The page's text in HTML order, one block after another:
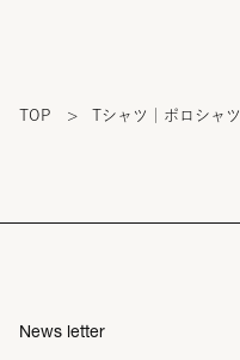
TOP > Tシャツ｜ポロシャツ
News letter